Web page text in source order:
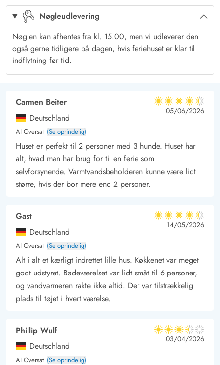
mellem sommerhusene og sommerhuset ligger tæt på stort
hedeområde, – perfekt til lange vandreture. Du kan
selvfølgelig også nyde bølgernes brusen ved Vesterhavet, ca.
10 minutters gang fra herfra.
Lademuligheden for el bilen er en ladestander, husk blot at
medbringe eget kabel.
Nøgleudlevering
Nøglen kan afhentes fra kl. 15.00, men vi udleverer den
også gerne tidligere på dagen, hvis feriehuset er klar til
indflytning før tid.
Carmen Beiter
Deutschland
AI Oversat (Se oprindelig)
4.5 ud af 5
4.5 ud af 5
4.5 out of 5
05/06/2026
Huset er perfekt til 2 personer med 3 hunde. Huset har
alt, hvad man har brug for til en ferie som
selvforsynende. Varmtvandsbeholderen kunne være lidt
større, hvis der bor mere end 2 personer.
Gast
Deutschland
AI Oversat (Se oprindelig)
4.5 ud af 5
4.5 ud af 5
4.5 out of 5
14/05/2026
Alt i alt et kærligt indrettet lille hus. Køkkenet var meget
godt udstyret. Badeværelset var lidt småt til 6 personer,
og vandvarmeren rakte ikke altid. Der var tilstrækkelig
plads til tøjet i hvert værelse.
Phillip Wulf
Deutschland
AI Oversat (Se oprindelig)
3.5 ud af 5
3.5 ud af 5
3.5 out of 5
03/04/2026